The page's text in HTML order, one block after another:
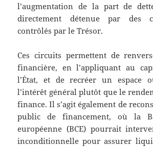
l’augmentation de la part de
directement détenue par des
contrôlés par le Trésor.
Ces circuits permettent de
financière, en l’appliquant au
l’État, et de recréer un espace
l’intérêt général plutôt que le
finance. Il s’agit également de
public de financement, où la
européenne (BCE) pourrait
inconditionnelle pour assurer